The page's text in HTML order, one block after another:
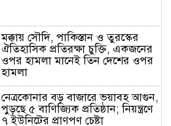
মক্কায় সৌদি, পাকিস্তান ও তুরস্কের
ঐতিহাসিক প্রতিরক্ষা চুক্তি, একজনের
ওপর হামলা মানেই তিন দেশের ওপর
হামলা
নেত্রকোনার বড় বাজারে ভয়াবহ আগুন,
পুড়ছে ৫ বাণিজ্যিক প্রতিষ্ঠান; নিয়ন্ত্রণে
৭ ইউনিটের প্রাণপণ চেষ্টা